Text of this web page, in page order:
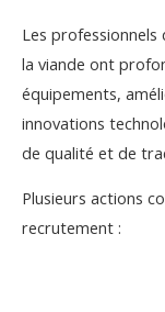
Les
la viande ont
équipements,
innovations
de qualité et de
Plusieurs actions
recrutement :